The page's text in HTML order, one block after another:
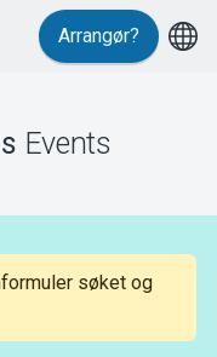
Arrangør?
Events
søket og